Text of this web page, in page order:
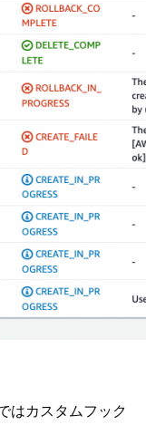
はカスタムフック